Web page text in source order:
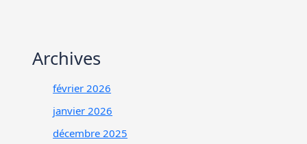
Archives
février 2026
janvier 2026
décembre 2025